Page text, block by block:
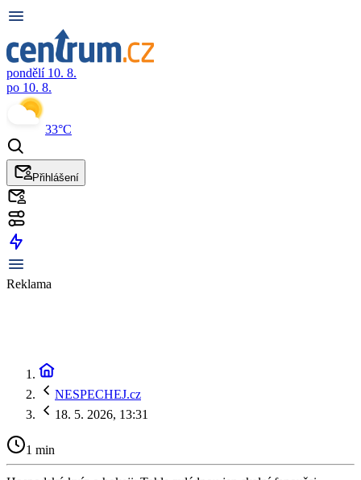
pondělí 10. 8.
po 10. 8.
33°C
Přihlášení
Reklama
NESPECHEJ.cz
18. 5. 2026, 13:31
1 min